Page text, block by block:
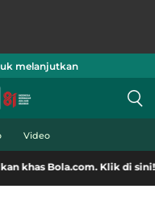
melanjutkan
Video
Klik di sini!